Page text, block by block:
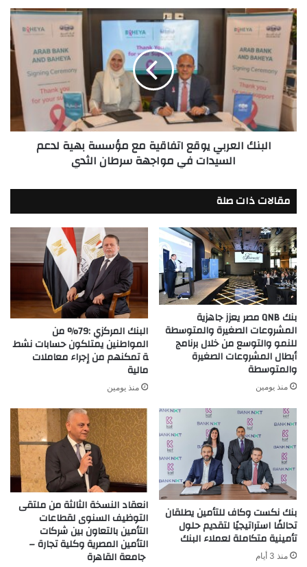
البنك
العربي
يوقع
اتفاقية
مع
مؤسسة
بهية
لدعم
السيدات
الثدي
البنك العربي يوقع اتفاقية مع مؤسسة بهية لدعم
السيدات في مواجهة سرطان الثدي
مقالات ذات صلة
بنك QNB مصر يعزز جاهزية
المشروعات الصغيرة والمتوسطة
للنمو والتوسع من خلال برنامج
أبطال المشروعات الصغيرة
والمتوسطة
منذ يومين
البنك المركزي :79% من
المواطنين يمتلكون حسابات نشط
ة تمكنهم من إجراء معاملات
مالية
منذ يومين
بنك نكست وكاف للتأمين يطلقان
تحالفًا استراتيجيًا لتقديم حلول
تأمينية متكاملة لعملاء البنك
منذ 3 أيام
انعقاد النسخة الثالثة من ملتقى
التوظيف السنوى لقطاعات
التأمين بالتعاون بين شركات
التأمين المصرية وكلية تجارة –
جامعة القاهرة